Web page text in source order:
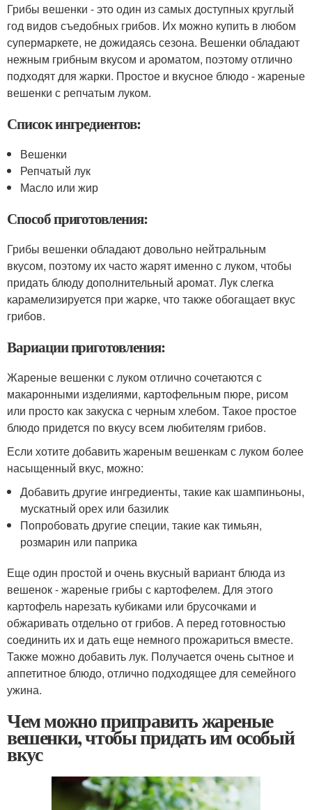
Грибы вешенки - это один из самых доступных круглый
год видов съедобных грибов. Их можно купить в любом
супермаркете, не дожидаясь сезона. Вешенки обладают
нежным грибным вкусом и ароматом, поэтому отлично
подходят для жарки. Простое и вкусное блюдо - жареные
вешенки с репчатым луком.
Список ингредиентов:
Вешенки
Репчатый лук
Масло или жир
Способ приготовления:
Грибы вешенки обладают довольно нейтральным
вкусом, поэтому их часто жарят именно с луком, чтобы
придать блюду дополнительный аромат. Лук слегка
карамелизируется при жарке, что также обогащает вкус
грибов.
Вариации приготовления:
Жареные вешенки с луком отлично сочетаются с
макаронными изделиями, картофельным пюре, рисом
или просто как закуска с черным хлебом. Такое простое
блюдо придется по вкусу всем любителям грибов.
Если хотите добавить жареным вешенкам с луком более
насыщенный вкус, можно:
Добавить другие ингредиенты, такие как шампиньоны,
мускатный орех или базилик
Попробовать другие специи, такие как тимьян,
розмарин или паприка
Еще один простой и очень вкусный вариант блюда из
вешенок - жареные грибы с картофелем. Для этого
картофель нарезать кубиками или брусочками и
обжаривать отдельно от грибов. А перед готовностью
соединить их и дать еще немного прожариться вместе.
Также можно добавить лук. Получается очень сытное и
аппетитное блюдо, отлично подходящее для семейного
ужина.
Чем можно приправить жареные
вешенки, чтобы придать им особый
вкус